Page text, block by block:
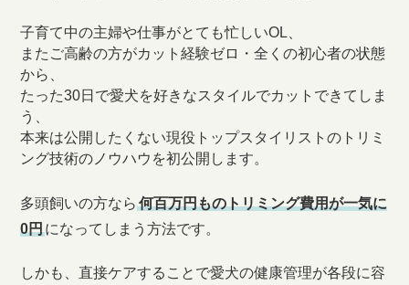
子育て中の主婦や仕事がとても忙しいOL、
またご高齢の方がカット経験ゼロ・全くの初心者の状態
から、
たった30日で愛犬を好きなスタイルでカットできてしま
う、
本来は公開したくない現役トップスタイリストのトリミ
ング技術のノウハウを初公開します。
多頭飼いの方なら何百万円ものトリミング費用が一気に
0円になってしまう方法です。
しかも、直接ケアすることで愛犬の健康管理が各段に容